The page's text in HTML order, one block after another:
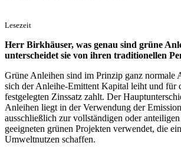
Lesezeit
Herr Birkhäuser, was genau sind grüne
unterscheidet sie von ihren traditionellen
Grüne Anleihen sind im Prinzip ganz normale
sich der Anleihe-Emittent Kapital leiht und für
festgelegten Zinssatz zahlt. Der
Anleihen liegt in der Verwendung der
ausschließlich zur vollständigen oder
geeigneten grünen Projekten verwendet, die
Umweltnutzen schaffen.